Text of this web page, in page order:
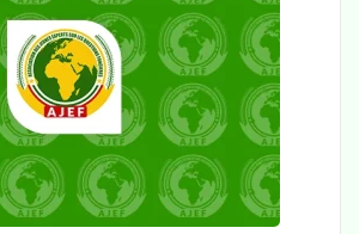
will organise a groundbreaking …